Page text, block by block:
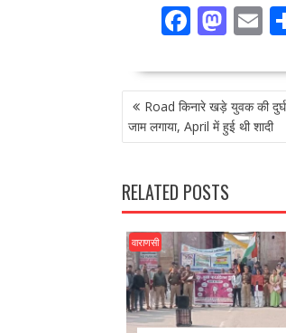
F
e
b
o
k
M
to
d
o
E
ai
l
POST
NAVIGATION
Road किनारे खड़े युवक की
जाम लगाया, April में हुई थी शादी
RELATED POSTS
वाराणसी